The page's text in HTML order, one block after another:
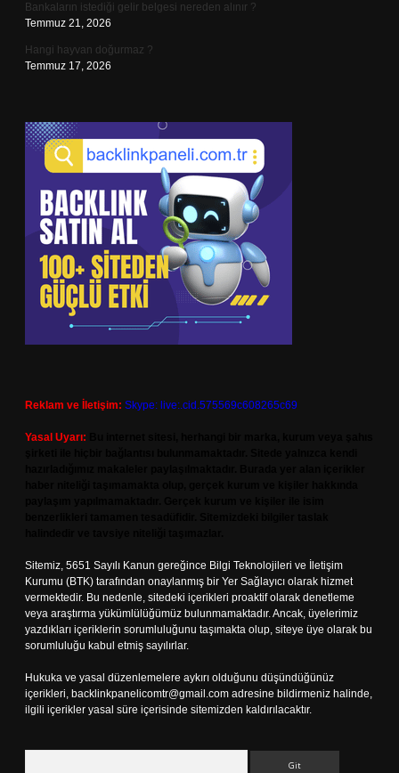
Bankaların istediği gelir belgesi nereden alınır ?
Temmuz 21, 2026
Hangi hayvan doğurmaz ?
Temmuz 17, 2026
Reklam ve İletişim: Skype: live:.cid.575569c608265c69
Yasal Uyarı:
Sitemiz, 5651 Sayılı Kanun gereğince Bilgi Teknolojileri ve İletişim
Kurumu (BTK) tarafından onaylanmış bir Yer Sağlayıcı olarak hizmet
vermektedir. Bu nedenle, sitedeki içerikleri proaktif olarak denetleme
veya araştırma yükümlülüğümüz bulunmamaktadır. Ancak, üyelerimiz
yazdıkları içeriklerin sorumluluğunu taşımakta olup, siteye üye olarak bu
sorumluluğu kabul etmiş sayılırlar.
Hukuka ve yasal düzenlemelere aykırı olduğunu düşündüğünüz
içerikleri, backlinkpanelicomtr@gmail.com adresine bildirmeniz halinde,
ilgili içerikler yasal süre içerisinde sitemizden kaldırılacaktır.